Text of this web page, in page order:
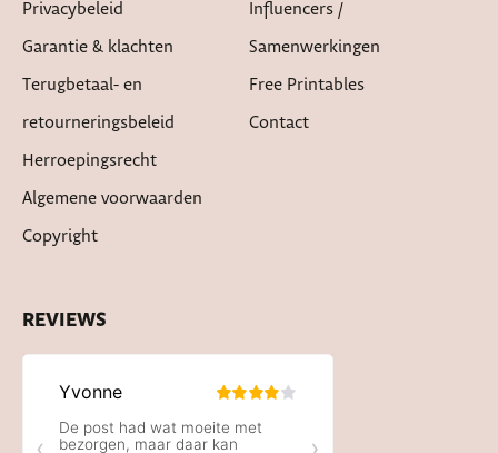
Privacybeleid
Garantie & klachten
Terugbetaal- en
retourneringsbeleid
Herroepingsrecht
Algemene voorwaarden
Copyright
Influencers /
Samenwerkingen
Free Printables
Contact
REVIEWS